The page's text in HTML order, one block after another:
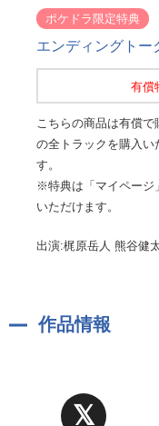
ポケドラ限定特典
エンディングトー
有償
こちらの商品は有償
の全トラックを購入い
す。
※特典は「マイページ
いただけます。
出演:梶原岳人 熊谷健
作品情報